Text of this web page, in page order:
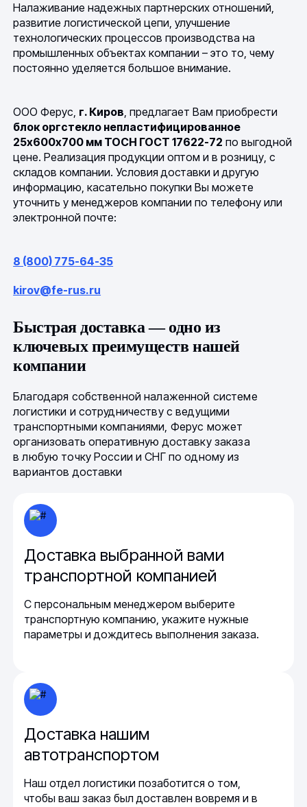
Налаживание надежных партнерских отношений,
развитие логистической цепи, улучшение
технологических процессов производства на
промышленных объектах компании – это то, чему
постоянно уделяется большое внимание.
ООО Ферус, г. Киров, предлагает Вам приобрести
блок оргстекло непластифицированное
25х600х700 мм ТОСН ГОСТ 17622-72 по выгодной
цене. Реализация продукции оптом и в розницу, с
складов компании. Условия доставки и другую
информацию, касательно покупки Вы можете
уточнить у менеджеров компании по телефону или
электронной почте:
8 (800) 775-64-35
kirov@fe-rus.ru
Быстрая доставка — одно из
ключевых преимуществ нашей
компании
Благодаря собственной налаженной системе
логистики и сотрудничеству с ведущими
транспортными компаниями, Ферус может
организовать оперативную доставку заказа
в любую точку России и СНГ по одному из
вариантов доставки
Доставка выбранной вами
транспортной компанией
С персональным менеджером выберите
транспортную компанию, укажите нужные
параметры и дождитесь выполнения заказа.
Доставка нашим
автотранспортом
Наш отдел логистики позаботится о том,
чтобы ваш заказ был доставлен вовремя и в